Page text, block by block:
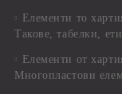
Елементи то
Такове, табелки,
Елементи от
Многопластови